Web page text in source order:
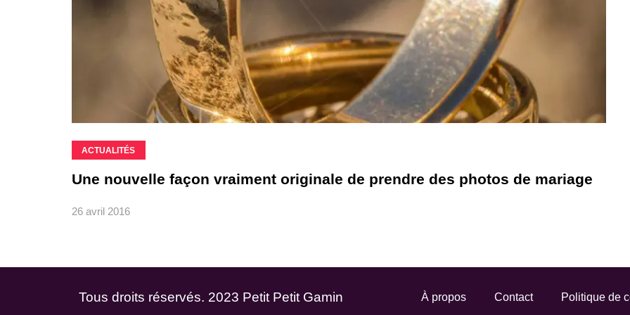
ACTUALITÉS
Une nouvelle façon vraiment originale de prendre des photos de mariage
26 avril 2016
Tous droits réservés. 2023 Petit Petit Gamin À propos Contact Politique de